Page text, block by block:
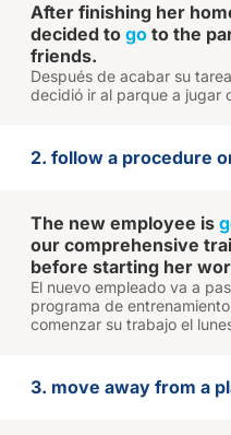
After finishing her
decided to go to the
friends.
Después de acabar su
decidió ir al parque a jugar
2. follow a procedure
The new employee is
our comprehensive
before starting her
El nuevo empleado va a
programa de
comenzar su trabajo el
3. move away from a